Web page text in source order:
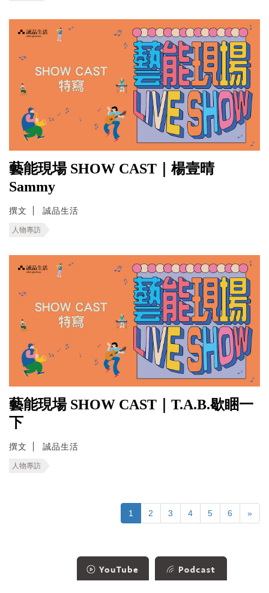
藝能現場 SHOW CAST｜楊壹晴
Sammy
撰文 誠品生活
人物專訪
藝能現場 SHOW CAST｜T.A.B.歇睏一
下
撰文 誠品生活
人物專訪
1 2 3 4 5 6 »